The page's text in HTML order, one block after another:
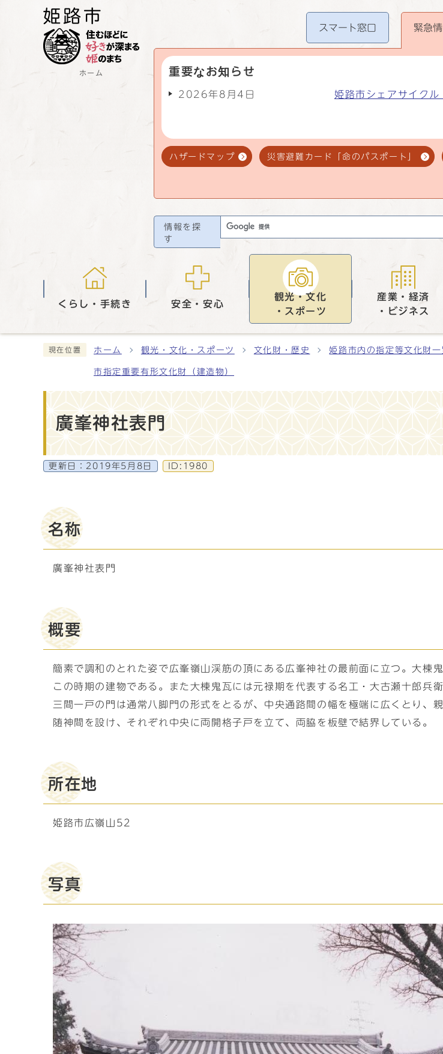
ホーム
スマート窓口 緊急
重要なお知らせ
2026年8月4日 姫路市シェアサイク
ハザードマップ 災害避難カード「命のパスポート」
情報を探
す
くらし・手続き 安全・安心
観光・文化
・スポーツ
産業・経済
・ビジネス
現在位置 ホーム 観光・文化・スポーツ 文化財・歴史 姫路市内の指定等文化財一
市指定重要有形文化財（建造物）
廣峯神社表門
更新日： 2019年5月8日 ID:1980
名称
廣峯神社表門
概要
簡素で調和のとれた姿で広峯嶺山渓筋の頂にある広峯神社の最前面に立つ。大
この時期の建物である。また大棟鬼瓦には元禄期を代表する名工・大古瀬十郎兵
三間一戸の門は通常八脚門の形式をとるが、中央通路間の幅を極端に広くとり、
随神間を設け、それぞれ中央に両開格子戸を立て、両脇を板壁で結界している。
所在地
姫路市広嶺山52
写真